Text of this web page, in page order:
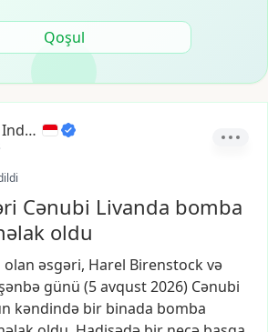
Qoşul
Cənubi Livanda bomba
oldu
olan əsgəri, Harel Birenstockvə
günü (5avqust2026) Cənubi
kəndində bir binada bomba